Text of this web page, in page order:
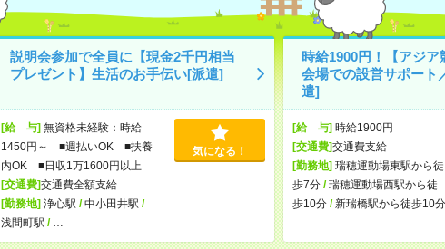
説明会参加で全員に【現金2千円相当
プレゼント】生活のお手伝い[派遣]
[給 与]無資格未経験：時給
1450円～ ■週払いOK ■扶養
内OK ■日収1万1600円以上
[交通費]交通費全額支給
[勤務地]浄心駅 /中小田井駅 /
浅間町駅 /
気になる！
時給1900円！【アジア
会場での設営サポート
遣]
[給 与]時給1900円
[交通費]交通費支給
[勤務地]瑞穂運動場東駅から徒
歩7分/瑞穂運動場西駅から徒
歩10分/新瑞橋駅から徒歩10分